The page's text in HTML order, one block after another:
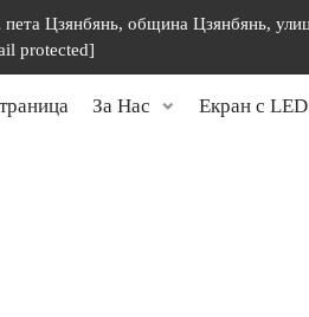
Цзянбянь, община Цзянбянь,
protected]
За Нас Екран с LED